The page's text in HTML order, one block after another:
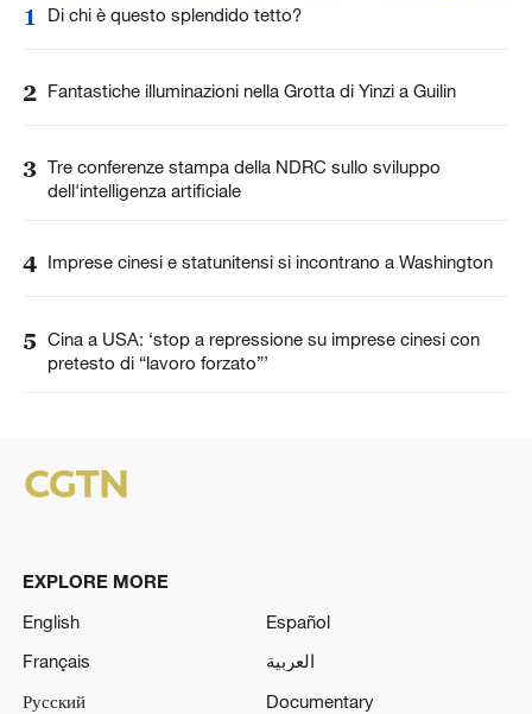
1 Di chi è questo splendido tetto?
2 Fantastiche illuminazioni nella Grotta di Yinzi a Guilin
3 Tre conferenze stampa della NDRC sullo sviluppo
dell'intelligenza artificiale
4 Imprese cinesi e statunitensi si incontrano a Washington
5 Cina a USA: ‘stop a repressione su imprese cinesi con
pretesto di “lavoro forzato”’
EXPLORE MORE
English
Español
Français
العربية
Русский
Documentary